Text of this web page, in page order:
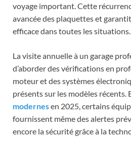
voyage important. Cette
avancée des plaquettes et
efficace dans toutes les situations.
La visite annuelle à un garage
d’aborder des vérifications en
moteur et des systèmes
présents sur les modèles récents.
modernesen 2025, certains
fournissent même des alertes
encore la sécurité grâce à la